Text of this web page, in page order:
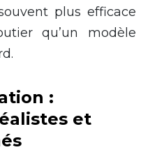
plus efficace
qu’un modèle
:
et